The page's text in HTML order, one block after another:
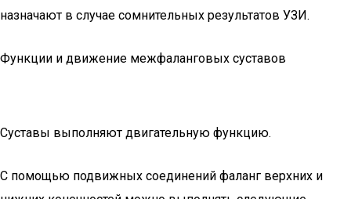
назначают в случае сомнительных результатов УЗИ.
Функции и движение межфаланговых суставов
Суставы выполняют двигательную функцию.
С помощью подвижных соединений фаланг верхних и